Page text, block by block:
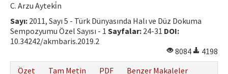
C. Arzu Ayteki̇n
Sayı: 2011, Sayı 5 - Türk Dünyasında Halı ve Düz Dokuma
Sempozyumu Özel Sayısı - 1 Sayfalar: 24-31 DOI:
10.34242/akmbaris.2019.2
8084
4198
Özet
Tam Metin PDF Benzer Makaleler